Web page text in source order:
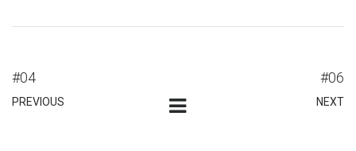
#04
PREVIOUS
#06
NEXT